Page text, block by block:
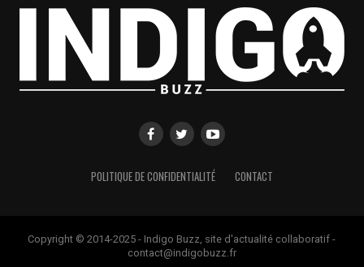
POLITIQUE DE CONFIDENTIALITÉ CONTACT
Copyright © 2014-2025 - Indigo Buzz, site d'actualité collaboratif -
contact@indigobuzz.fr